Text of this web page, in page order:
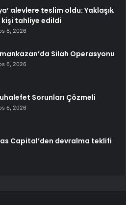
alevlere teslim oldu: Yaklaşık
kişi tahliye edildi
6, 2026
Silah Operasyonu
6, 2026
Sorunları Çözmeli
6, 2026
Capital’den devralma teklifi